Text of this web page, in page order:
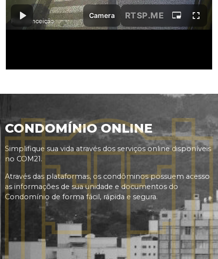
CONDOMÍNIO ONLINE
Simplifique sua vida através dos serviços online disponíveis
no COM21.
Através das plataformas, os condôminos possuem acesso
as informações de sua unidade e documentos do
Condomínio de forma fácil, rápida e segura.